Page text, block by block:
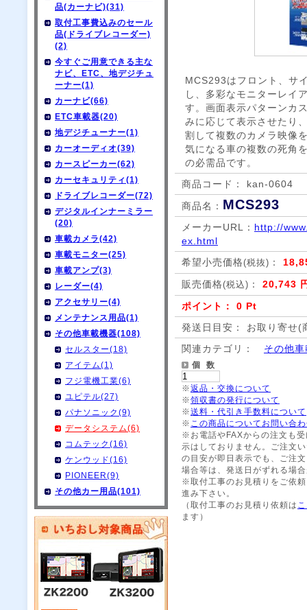
品(カーナビ)(31)
取付工事費込みのセール
品(ドライブレコーダー)
(2)
今すぐご用意できる主な
ナビ、ETC、地デジチュ
ーナー(1)
カーナビ(66)
ETC車載器(20)
地デジチューナー(1)
カーオーディオ(39)
カースピーカー(62)
カーセキュリティ(1)
ドライブレコーダー(72)
デジタルインナーミラー
(20)
車載カメラ(42)
車載モニター(25)
車載アンプ(3)
レーダー(4)
アクセサリー(4)
メンテナンス用品(1)
その他車載機器(108)
セルスター(18)
アイテム(1)
フジ電機工業(6)
ユピテル(27)
パナソニック(9)
データシステム(6)
コムテック(16)
ケンウッド(16)
PIONEER(9)
その他カー用品(101)
MCS293はフロント、サ
し、多彩なモニターレイ
す。画面表示パターンカ
みに応じて表示させたり
割して複数のカメラ映像
気になる車の複数の死角
の必需品です。
商品コード： kan-0604
商品名： MCS293
メーカーURL： http://
ex.html
希望小売価格(税抜) ：
販売価格(税込) ： 20,743
ポイント： 0 Pt
発送日目安： お取り寄せ(
関連カテゴリ：
その他
個 数
※返品・交換について
※領収書の発行について
※送料・代引き手数料について
※ この商品についてお問い合
※お電話やFAXからの注文も
示はしておりません。ご注文
の目安が即日表示でも、ご注
場合等は、発送日がずれる場
※取付工事のお見積りをご依
進み下さい。
（取付工事のお見積り依頼は
ます）